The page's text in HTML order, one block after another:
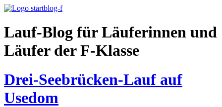
Lauf-Blog für Läuferinnen und
Läufer der F-Klasse
Drei-Seebrücken-Lauf auf
Usedom